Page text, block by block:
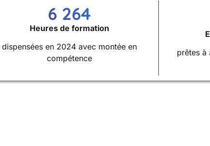
6 264
Heures de formation
dispensées en 2024 avec montée en
compétence
prêtes à